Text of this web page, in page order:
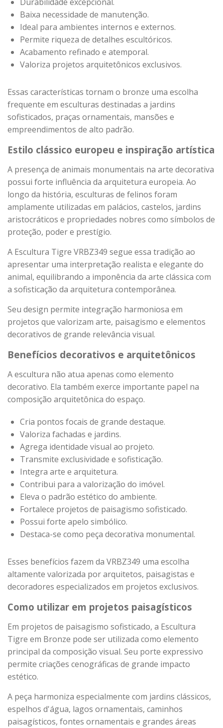
Baixa necessidade de manutenção.
Ideal para ambientes internos e externos.
Permite riqueza de detalhes escultóricos.
Acabamento refinado e atemporal.
Valoriza projetos arquitetônicos exclusivos.
Essas características tornam o bronze uma escolha
frequente em esculturas destinadas a jardins
sofisticados, praças ornamentais, mansões e
empreendimentos de alto padrão.
Estilo clássico europeu e inspiração artística
A presença de animais monumentais na arte decorativa
possui forte influência da arquitetura europeia. Ao
longo da história, esculturas de felinos foram
amplamente utilizadas em palácios, castelos, jardins
aristocráticos e propriedades nobres como símbolos de
proteção, poder e prestígio.
A Escultura Tigre VRBZ349 segue essa tradição ao
apresentar uma interpretação realista e elegante do
animal, equilibrando a imponência da arte clássica com
a sofisticação da arquitetura contemporânea.
Seu design permite integração harmoniosa em
projetos que valorizam arte, paisagismo e elementos
decorativos de grande relevância visual.
Benefícios decorativos e arquitetônicos
A escultura não atua apenas como elemento
decorativo. Ela também exerce importante papel na
composição arquitetônica do espaço.
Cria pontos focais de grande destaque.
Valoriza fachadas e jardins.
Agrega identidade visual ao projeto.
Transmite exclusividade e sofisticação.
Integra arte e arquitetura.
Contribui para a valorização do imóvel.
Eleva o padrão estético do ambiente.
Fortalece projetos de paisagismo sofisticado.
Possui forte apelo simbólico.
Destaca-se como peça decorativa monumental.
Esses benefícios fazem da VRBZ349 uma escolha
altamente valorizada por arquitetos, paisagistas e
decoradores especializados em projetos exclusivos.
Como utilizar em projetos paisagísticos
Em projetos de paisagismo sofisticado, a Escultura
Tigre em Bronze pode ser utilizada como elemento
principal da composição visual. Seu porte expressivo
permite criações cenográficas de grande impacto
estético.
A peça harmoniza especialmente com jardins clássicos,
espelhos d'água, lagos ornamentais, caminhos
paisagísticos, fontes ornamentais e grandes áreas